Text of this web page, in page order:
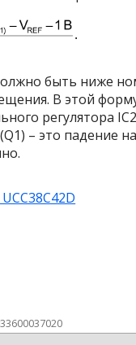
быть ниже
В этой
регулятора IC
– это падение